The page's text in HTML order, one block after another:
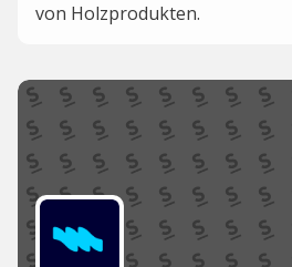
von Holzprodukten.